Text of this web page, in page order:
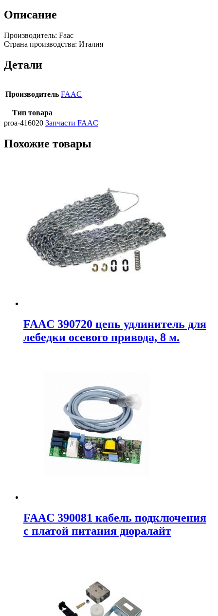
Описание
Производитель: Faac
Страна производства: Италия
Детали
Производитель FAAC
Тип товара
proa-416020 Запчасти FAAC
Похожие товары
FAAC 390720 цепь удлинитель для
лебедки осевого привода, 8 м.
FAAC 390081 кабель подключения
с платой питания дюралайт